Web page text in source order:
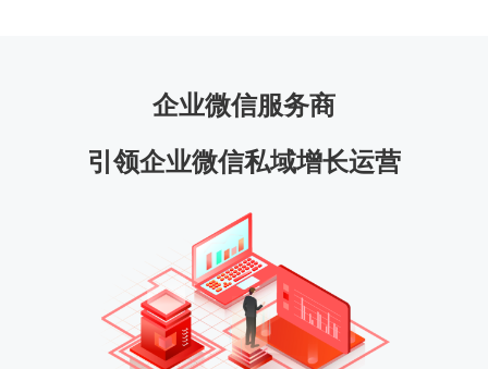
企业微信服务商
引领企业微信私域增长运营